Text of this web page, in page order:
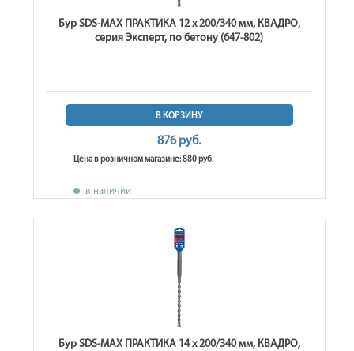
Бур SDS-MAX ПРАКТИКА 12 х 200/340 мм, КВАДРО,
серия Эксперт, по бетону (647-802)
В КОРЗИНУ
876 руб.
Цена в розничном магазине: 880 руб.
в наличии
Бур SDS-MAX ПРАКТИКА 14 х 200/340 мм, КВАДРО,